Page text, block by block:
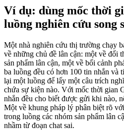
Ví dụ: dùng mốc thời
luồng nghiên cứu song
Một nhà nghiên cứu thị trường chạy
về những chủ đề lân cận: một về đối
sản phẩm lân cận, một về bối cảnh
ba luồng đều có hơn 100 tin nhắn và
lại một luồng để lấy một câu trích
chứa sự kiện nào. Với mốc thời gian
nhắn đều cho biết được gửi khi nào,
Một về khung pháp lý phân biệt rõ
trong luồng các nhóm sản phẩm lân
nhầm từ đoạn chat sai.